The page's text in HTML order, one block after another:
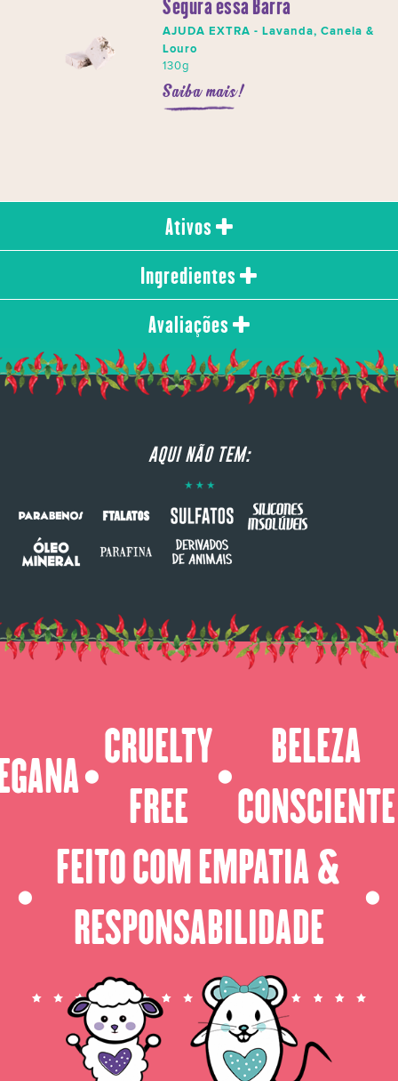
AJUDA EXTRA - Lavanda, Canela &
Louro
130g
Saiba mais!
Ativos
Ingredientes
Avaliações
AQUI NÃO TEM:
⬤
CRUELTY
FREE
⬤
BELEZA
CONSCIENTE
⬤
FEITO COM EMPATIA &
RESPONSABILIDADE
⬤